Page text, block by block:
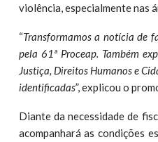
violência, especialmente nas
“Transformamos a notícia de
pela 61ª Proceap. Também
Justiça, Direitos Humanos e
identificadas”, explicou o
Diante da necessidade de
acompanhará as condições